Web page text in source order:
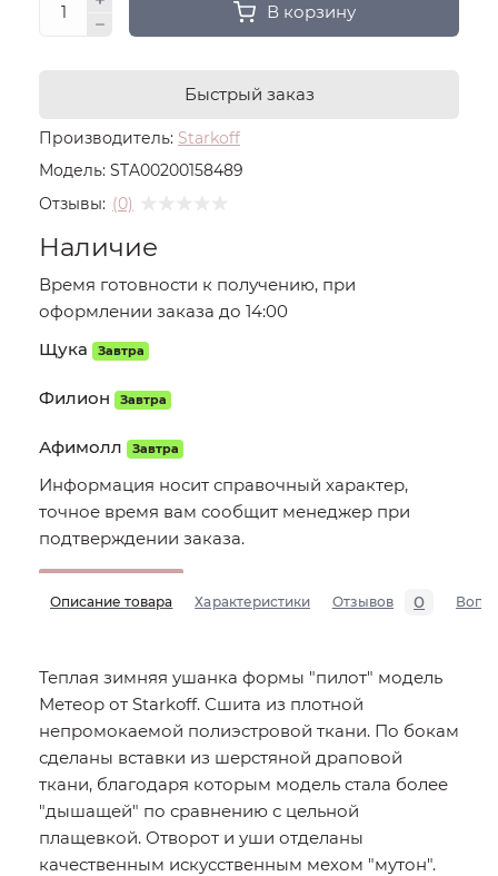
Производитель: Starkoff
Модель: STA00200158489
Отзывы: (0)
В корзину
Быстрый заказ
Наличие
Время готовности к получению, при
оформлении заказа до 14:00
Щука
Завтра
Филион Завтра
Афимолл Завтра
Информация носит справочный характер,
точное время вам сообщит менеджер при
подтверждении заказа.
Описание товара Характеристики Отзывов 0
Теплая зимняя ушанка формы "пилот" модель
Метеор от Starkoff. Сшита из плотной
непромокаемой полиэстровой ткани. По бокам
сделаны вставки из шерстяной драповой
ткани, благодаря которым модель стала более
"дышащей" по сравнению с цельной
плащевкой. Отворот и уши отделаны
качественным искусственным мехом "мутон".